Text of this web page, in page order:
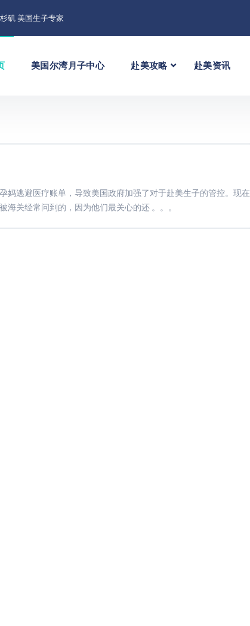
矶 美国生子专家
美国尔湾月子中心 赴美攻略 赴美资讯
妈逃避医疗账单，导致美国政府加强了对于赴美生子的管控。现在
关经常问到的，因为他们最关心的还 。。。